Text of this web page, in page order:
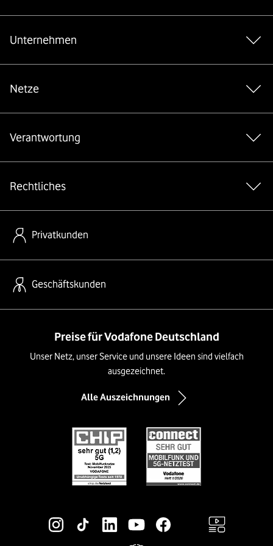
Unternehmen
Netze
Verantwortung
Rechtliches
Privatkunden
Geschäftskunden
Preise für Vodafone Deutschland
Unser Netz, unser Service und unsere Ideen sind vielfach
ausgezeichnet.
Alle Auszeichnungen
Social-Media-Links